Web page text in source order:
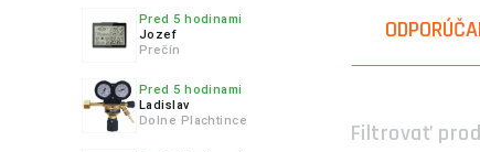
Pred 5 hodinami
Jozef
Prečín
Pred 5 hodinami
Ladislav
Dolne Plachtince
Filtrovať